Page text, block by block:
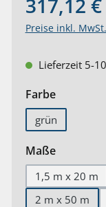
317,12 €
Preise inkl.
Lieferzeit 5-
Farbeauswählen
grün
Maßeauswählen
1,5 m x 20 m
2 m x 50 m